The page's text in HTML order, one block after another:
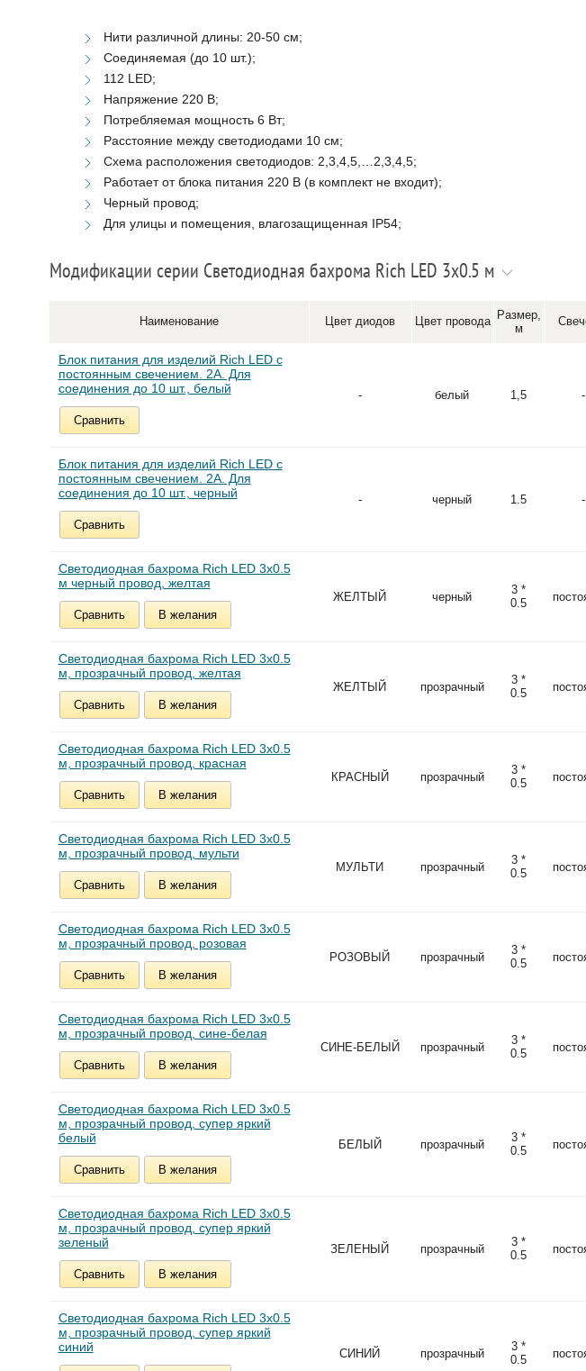
Нити различной длины: 20-50 см;
Соединяемая (до 10 шт.);
112 LED;
Напряжение 220 В;
Потребляемая мощность 6 Вт;
Расстояние между светодиодами 10 см;
Схема расположения светодиодов: 2,3,4,5,…2,3,4,5;
Работает от блока питания 220 В (в комплект не входит);
Черный провод;
Для улицы и помещения, влагозащищенная IP54;
Модификации серии Светодиодная бахрома Rich LED 3х0.5 м
Наименование Цвет диодов Цвет провода
Размер,
м
Блок питания для изделий Rich LED с
постоянным свечением. 2А. Для
соединения до 10 шт., белый
Сравнить
- белый 1,5 -
Блок питания для изделий Rich LED с
постоянным свечением. 2А. Для
соединения до 10 шт., черный
Сравнить
- черный 1.5 -
Светодиодная бахрома Rich LED 3х0.5
м черный провод, желтая
Сравнить В желания
ЖЕЛТЫЙ черный
3 *
0.5
Светодиодная бахрома Rich LED 3х0.5
м, прозрачный провод, желтая
Сравнить В желания
ЖЕЛТЫЙ прозрачный
3 *
0.5
Светодиодная бахрома Rich LED 3х0.5
м, прозрачный провод, красная
Сравнить В желания
КРАСНЫЙ прозрачный
3 *
0.5
Светодиодная бахрома Rich LED 3х0.5
м, прозрачный провод, мульти
Сравнить В желания
МУЛЬТИ прозрачный
3 *
0.5
Светодиодная бахрома Rich LED 3х0.5
м, прозрачный провод, розовая
Сравнить В желания
РОЗОВЫЙ прозрачный
3 *
0.5
Светодиодная бахрома Rich LED 3х0.5
м, прозрачный провод, сине-белая
Сравнить В желания
СИНЕ-БЕЛЫЙ прозрачный
3 *
0.5
Светодиодная бахрома Rich LED 3х0.5
м, прозрачный провод, супер яркий
белый
Сравнить В желания
БЕЛЫЙ прозрачный
3 *
0.5
Светодиодная бахрома Rich LED 3х0.5
м, прозрачный провод, супер яркий
зеленый
Сравнить В желания
ЗЕЛЕНЫЙ прозрачный
3 *
0.5
Светодиодная бахрома Rich LED 3х0.5
м, прозрачный провод, супер яркий
синий
СИНИЙ прозрачный
3 *
0.5